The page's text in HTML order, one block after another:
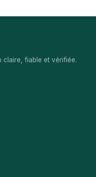
claire, fiable et vérifiée.